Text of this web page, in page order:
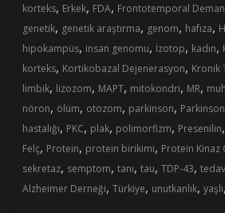
korteks, Erkek, FDA, Frontotemporal
genetik, genetik araştırma, genom, hafıza,
hipokampüs, insan genomu, İzotop, kadın,
korteks, Kortikobazal Dejenerasyon, Kronik
limbik, lizozom, MAPT, mitokondri, MR,
nöron, ölüm, otozom, parkinson,
hastalığı, PKC, plak, polimorfizm, Presenilin,
Felç, Protein, protein birikimi, Protein Kinaz
sekretaz, semptom,tanı,tau,TDP-43,
Alzheimer Derneği,Türkiye, unutkanlık,yaşlı